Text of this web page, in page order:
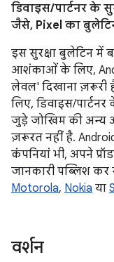
डिवाइस/पार्टनर के
जैसे, Pixel का
इस सुरक्षा बुलेटिन में
आशंकाओं के लिए,
लेवल' दिखाना ज़रूरी
लिए, डिवाइस/
जुड़े जोखिम की अन्य
ज़रूरत नहीं है.
कंपनियां भी, अपने
जानकारी पब्लिश
Motorola, Nokia या
वर्शन